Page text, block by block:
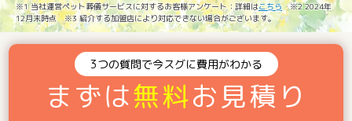
※1 当社運営ペット葬儀サービスに対するお客様アンケート：詳細はこちら ※2 2024年
12月末時点 ※3 紹介する加盟店により対応できない場合がございます。
3つの質問で今スグに費用がわかる
まずは無料お見積り